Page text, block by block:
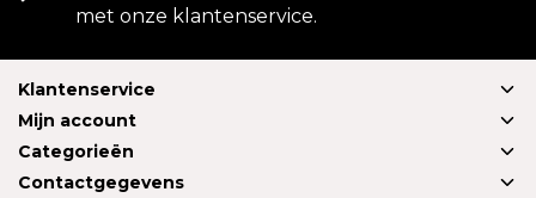
met onze klantenservice.
Klantenservice
Mijn account
Categorieën
Contactgegevens